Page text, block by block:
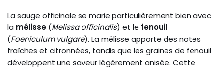
La sauge officinale se marie particulièrement bien avec
la mélisse (Melissa officinalis) et le fenouil
(Foeniculum vulgare). La mélisse apporte des notes
fraîches et citronnées, tandis que les graines de fenouil
développent une saveur légèrement anisée. Cette